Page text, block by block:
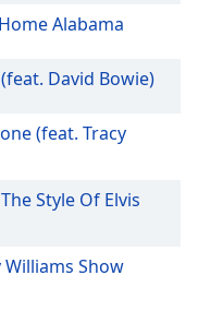
Alabama
David Bowie)
(feat. Tracy
Style Of Elvis
Show